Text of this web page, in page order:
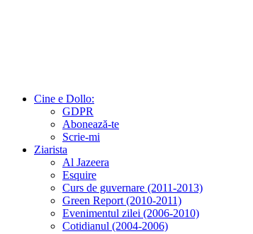
Cine e Dollo:
GDPR
Abonează-te
Scrie-mi
Ziarista
Al Jazeera
Esquire
Curs de guvernare (2011-2013)
Green Report (2010-2011)
Evenimentul zilei (2006-2010)
Cotidianul (2004-2006)